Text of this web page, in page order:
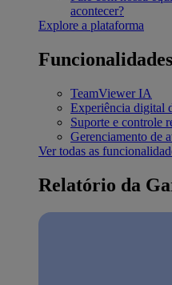
acontecer?
Explore a plataforma
TeamViewer IA
Experiência digital
Suporte e controle
Gerenciamento de
Ver todas as
Relatório da